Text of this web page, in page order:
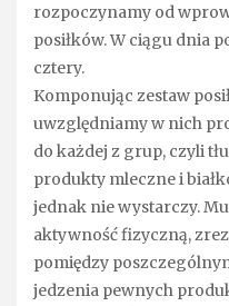
rozpoczynamy od
posiłków. W ciągu dnia
cztery.
Komponując zestaw
uwzględniamy w nich
do każdej z grup, czyli
produkty mleczne i
jednak nie wystarczy.
aktywność fizyczną,
pomiędzy
jedzenia pewnych